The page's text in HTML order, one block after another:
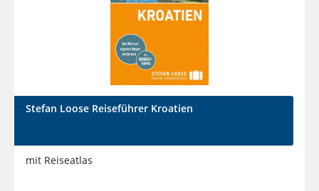
Stefan Loose Reiseführer Kroatien
mit Reiseatlas